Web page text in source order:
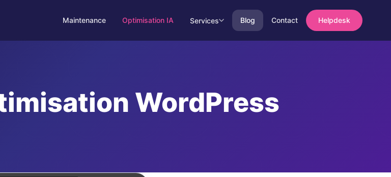
Maintenance Optimisation IA Services Blog Contact Helpdesk
WordPress